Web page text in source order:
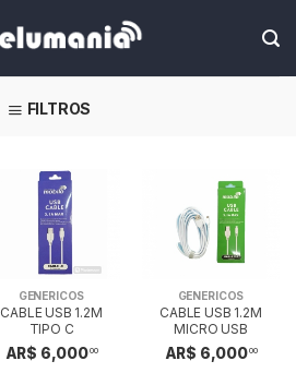
FILTROS
GENERICOS
CABLE USB 1.2M
TIPO C
AR$ 6,00000
GENERICOS
CABLE USB 1.2M
MICRO USB
AR$ 6,00000